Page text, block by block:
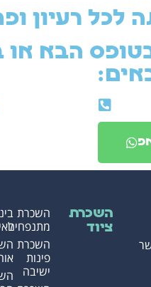
רעיון
הבא או
השכרת
ציוד
השכרת
מתנפחים
השכרת
פינות
ישיבה